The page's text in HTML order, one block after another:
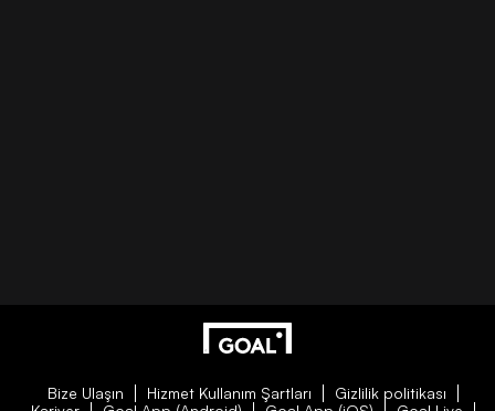
Bize Ulaşın Hizmet Kullanım Şartları
Gizlilik politikası